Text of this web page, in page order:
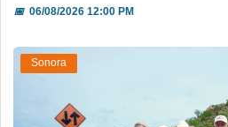
📅06/08/2026 12:00 PM
Sonora